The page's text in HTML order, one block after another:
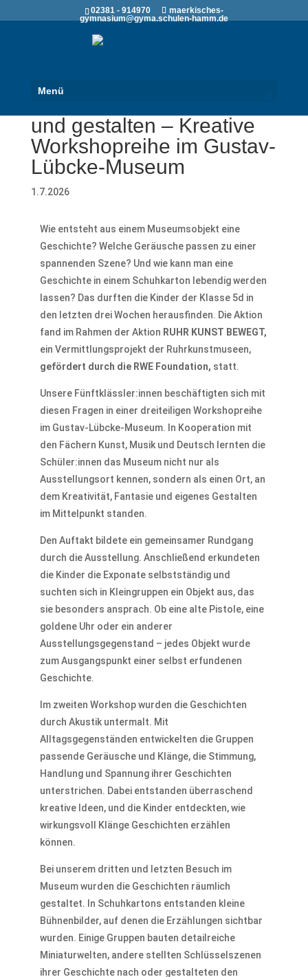
02381 - 914970
maerkisches-
gymnasium@gyma.schulen-hamm.de
Menü
und gestalten – Kreative
Workshopreihe im Gustav-
Lübcke-Museum
1.7.2026
Wie entsteht aus einem Museumsobjekt eine
Geschichte? Welche Geräusche passen zu einer
spannenden Szene? Und wie kann man eine
Geschichte in einem Schuhkarton lebendig werden
lassen? Das durften die Kinder der Klasse 5d in
den letzten drei Wochen herausfinden. Die Aktion
fand im Rahmen der Aktion RUHR KUNST BEWEGT,
ein Vermittlungsprojekt der Ruhrkunstmuseen,
gefördert durch die RWE Foundation, statt.
Unsere Fünftklässler:innen beschäftigten sich mit
diesen Fragen in einer dreiteiligen Workshopreihe
im Gustav-Lübcke-Museum. In Kooperation mit
den Fächern Kunst, Musik und Deutsch lernten die
Schüler:innen das Museum nicht nur als
Ausstellungsort kennen, sondern als einen Ort, an
dem Kreativität, Fantasie und eigenes Gestalten
im Mittelpunkt standen.
Den Auftakt bildete ein gemeinsamer Rundgang
durch die Ausstellung. Anschließend erkundeten
die Kinder die Exponate selbstständig und
suchten sich in Kleingruppen ein Objekt aus, das
sie besonders ansprach. Ob eine alte Pistole, eine
goldene Uhr oder ein anderer
Ausstellungsgegenstand – jedes Objekt wurde
zum Ausgangspunkt einer selbst erfundenen
Geschichte.
Im zweiten Workshop wurden die Geschichten
durch Akustik untermalt. Mit
Alltagsgegenständen entwickelten die Gruppen
passende Geräusche und Klänge, die Stimmung,
Handlung und Spannung ihrer Geschichten
unterstrichen. Dabei entstanden überraschend
kreative Ideen, und die Kinder entdeckten, wie
wirkungsvoll Klänge Geschichten erzählen
können.
Bei unserem dritten und letzten Besuch im
Museum wurden die Geschichten räumlich
gestaltet. In Schuhkartons entstanden kleine
Bühnenbilder, auf denen die Erzählungen sichtbar
wurden. Einige Gruppen bauten detailreiche
Miniaturwelten, andere stellten Schlüsselszenen
ihrer Geschichte nach oder gestalteten den